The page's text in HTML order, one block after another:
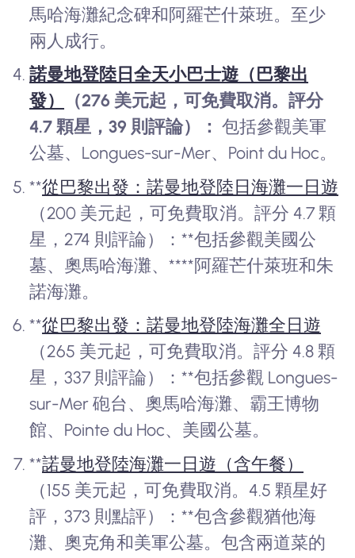
馬哈海灘紀念碑和阿羅芒什萊班。至少
兩人成行。
諾曼地登陸日全天小巴士遊（巴黎出
發）
（276 美元起，可免費取消。評分
4.7 顆星，39 則評論）： 包括參觀美軍
公墓、Longues-sur-Mer、Point du Hoc。
**從巴黎出發：諾曼地登陸日海灘一日遊
（200 美元起，可免費取消。評分 4.7 顆
星，274 則評論）：**包括參觀美國公
墓、奧馬哈海灘、****阿羅芒什萊班和朱
諾海灘。
**從巴黎出發：諾曼地登陸海灘全日遊
（265 美元起，可免費取消。評分 4.8 顆
星，337 則評論）：**包括參觀 Longues-
sur-Mer 砲台、奧馬哈海灘、霸王博物
館、Pointe du Hoc、美國公墓。
**諾曼地登陸海灘一日遊（含午餐）
（155 美元起，可免費取消。4.5 顆星好
評，373 則點評）：**包含參觀猶他海
灘、奧克角和美軍公墓。包含兩道菜的